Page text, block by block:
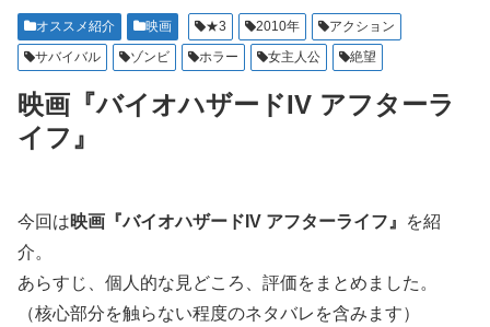
オススメ紹介 映画 ★3 2010年
アクション
サバイバル
ゾンビ ホラー 女主人公 絶望
映画『バイオハザードIV アフターラ
イフ』
今回は映画『バイオハザードIV アフターライフ』
を紹
介。
あらすじ、個人的な見どころ、評価をまとめました。
（核心部分を触らない程度のネタバレを含みます）